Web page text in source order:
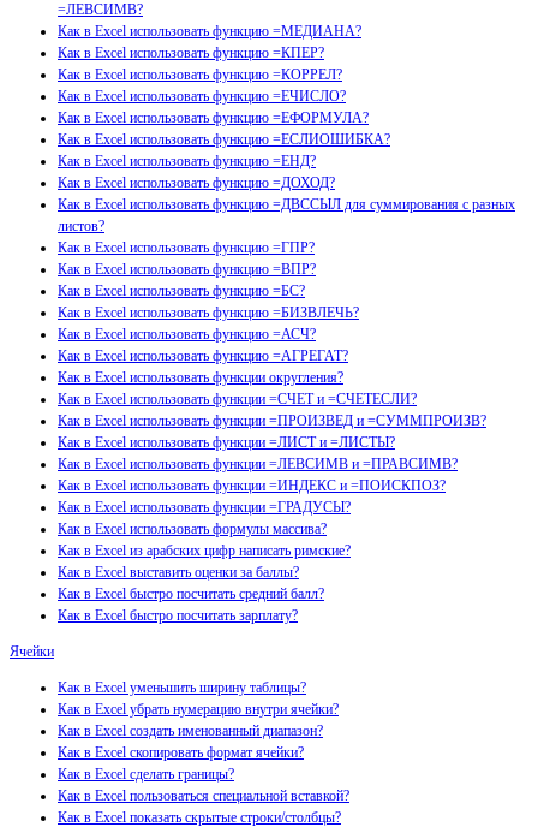
=ЛЕВСИМВ?
Как в Excel использовать функцию =МЕДИАНА?
Как в Excel использовать функцию =КПЕР?
Как в Excel использовать функцию =КОРРЕЛ?
Как в Excel использовать функцию =ЕЧИСЛО?
Как в Excel использовать функцию =ЕФОРМУЛА?
Как в Excel использовать функцию =ЕСЛИОШИБКА?
Как в Excel использовать функцию =ЕНД?
Как в Excel использовать функцию =ДОХОД?
Как в Excel использовать функцию =ДВССЫЛ для суммирования с разных
листов?
Как в Excel использовать функцию =ГПР?
Как в Excel использовать функцию =ВПР?
Как в Excel использовать функцию =БС?
Как в Excel использовать функцию =БИЗВЛЕЧЬ?
Как в Excel использовать функцию =АСЧ?
Как в Excel использовать функцию =АГРЕГАТ?
Как в Excel использовать функции округления?
Как в Excel использовать функции =СЧЕТ и =СЧЕТЕСЛИ?
Как в Excel использовать функции =ПРОИЗВЕД и =СУММПРОИЗВ?
Как в Excel использовать функции =ЛИСТ и =ЛИСТЫ?
Как в Excel использовать функции =ЛЕВСИМВ и =ПРАВСИМВ?
Как в Excel использовать функции =ИНДЕКС и =ПОИСКПОЗ?
Как в Excel использовать функции =ГРАДУСЫ?
Как в Excel использовать формулы массива?
Как в Excel из арабских цифр написать римские?
Как в Excel выставить оценки за баллы?
Как в Excel быстро посчитать средний балл?
Как в Excel быстро посчитать зарплату?
Ячейки
Как в Excel уменьшить ширину таблицы?
Как в Excel убрать нумерацию внутри ячейки?
Как в Excel создать именованный диапазон?
Как в Excel скопировать формат ячейки?
Как в Excel сделать границы?
Как в Excel пользоваться специальной вставкой?
Как в Excel показать скрытые строки/столбцы?